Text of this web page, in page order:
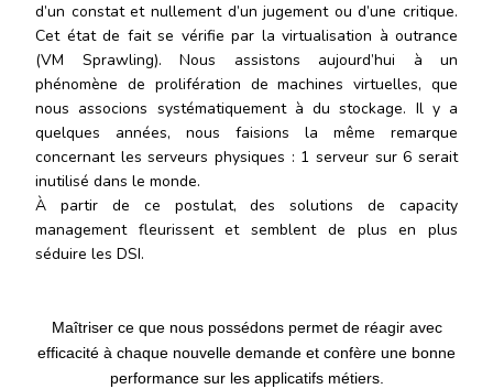
d’un constat et nullement d’un jugement ou d’une critique.
Cet état de fait se vérifie par la virtualisation à outrance
(VM Sprawling). Nous assistons aujourd’hui à un
phénomène de prolifération de machines virtuelles, que
nous associons systématiquement à du stockage. Il y a
quelques années, nous faisions la même remarque
concernant les serveurs physiques : 1 serveur sur 6 serait
inutilisé dans le monde.
À partir de ce postulat, des solutions de capacity
management fleurissent et semblent de plus en plus
séduire les DSI.
Maîtriser ce que nous possédons permet de réagir avec
efficacité à chaque nouvelle demande et confère une bonne
performance sur les applicatifs métiers.